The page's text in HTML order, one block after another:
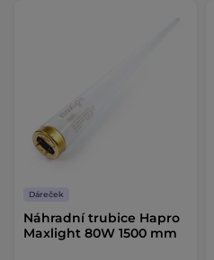
Dáreček
Náhradní trubice Hapro
Maxlight 80W 1500 mm